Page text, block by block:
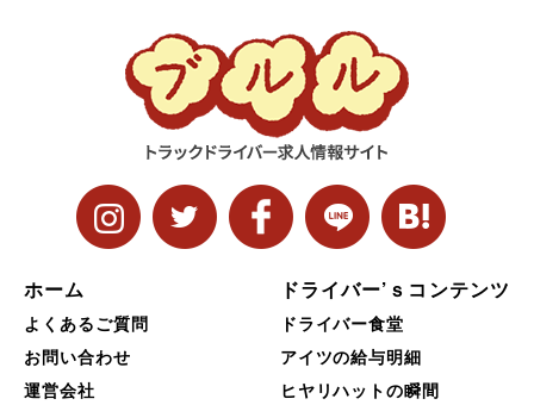
ホーム
よくあるご質問
お問い合わせ
運営会社
ドライバー’ｓコンテンツ
ドライバー食堂
アイツの給与明細
ヒヤリハットの瞬間